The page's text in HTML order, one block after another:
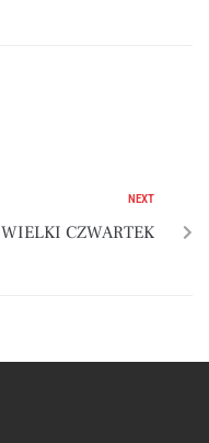
NEXT
WIELKI CZWARTEK